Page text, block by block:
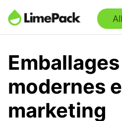
Emballages
modernes
marketing